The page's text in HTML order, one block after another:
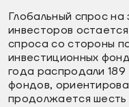
Глобальный спрос
инвесторов
спроса со стороны
инвестиционных
года распродали
фондов,
продолжается